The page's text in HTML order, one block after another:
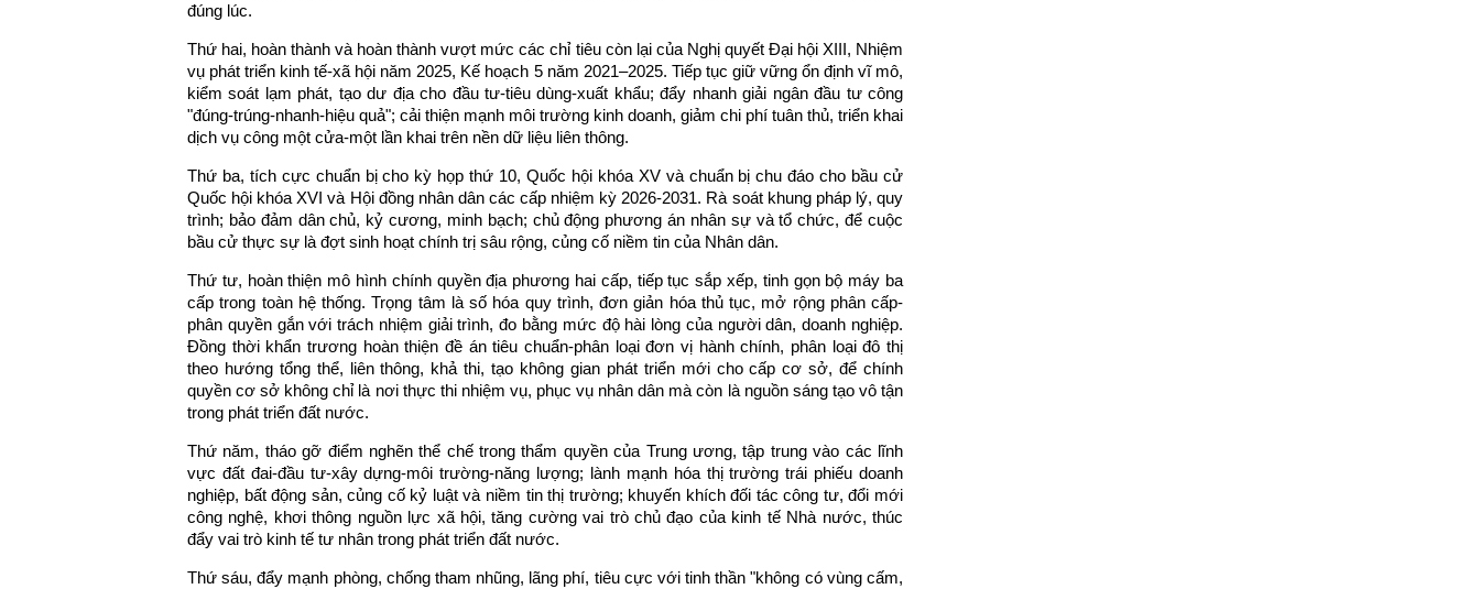
đúng lúc.
Thứ hai, hoàn thành và hoàn thành vượt mức các chỉ tiêu còn lại của Nghị quyết Đại hội XIII, Nhiệm
vụ phát triển kinh tế-xã hội năm 2025, Kế hoạch 5 năm 2021–2025. Tiếp tục giữ vững ổn định vĩ mô,
kiểm soát lạm phát, tạo dư địa cho đầu tư-tiêu dùng-xuất khẩu; đẩy nhanh giải ngân đầu tư công
"đúng-trúng-nhanh-hiệu quả"; cải thiện mạnh môi trường kinh doanh, giảm chi phí tuân thủ, triển khai
dịch vụ công một cửa-một lần khai trên nền dữ liệu liên thông.
Thứ ba, tích cực chuẩn bị cho kỳ họp thứ 10, Quốc hội khóa XV và chuẩn bị chu đáo cho bầu cử
Quốc hội khóa XVI và Hội đồng nhân dân các cấp nhiệm kỳ 2026-2031. Rà soát khung pháp lý, quy
trình; bảo đảm dân chủ, kỷ cương, minh bạch; chủ động phương án nhân sự và tổ chức, để cuộc
bầu cử thực sự là đợt sinh hoạt chính trị sâu rộng, củng cố niềm tin của Nhân dân.
Thứ tư, hoàn thiện mô hình chính quyền địa phương hai cấp, tiếp tục sắp xếp, tinh gọn bộ máy ba
cấp trong toàn hệ thống. Trọng tâm là số hóa quy trình, đơn giản hóa thủ tục, mở rộng phân cấp-
phân quyền gắn với trách nhiệm giải trình, đo bằng mức độ hài lòng của người dân, doanh nghiệp.
Đồng thời khẩn trương hoàn thiện đề án tiêu chuẩn-phân loại đơn vị hành chính, phân loại đô thị
theo hướng tổng thể, liên thông, khả thi, tạo không gian phát triển mới cho cấp cơ sở, để chính
quyền cơ sở không chỉ là nơi thực thi nhiệm vụ, phục vụ nhân dân mà còn là nguồn sáng tạo vô tận
trong phát triển đất nước.
Thứ năm, tháo gỡ điểm nghẽn thể chế trong thẩm quyền của Trung ương, tập trung vào các lĩnh
vực đất đai-đầu tư-xây dựng-môi trường-năng lượng; lành mạnh hóa thị trường trái phiếu doanh
nghiệp, bất động sản, củng cố kỷ luật và niềm tin thị trường; khuyến khích đối tác công tư, đổi mới
công nghệ, khơi thông nguồn lực xã hội, tăng cường vai trò chủ đạo của kinh tế Nhà nước, thúc
đẩy vai trò kinh tế tư nhân trong phát triển đất nước.
Thứ sáu, đẩy mạnh phòng, chống tham nhũng, lãng phí, tiêu cực với tinh thần "không có vùng cấm,